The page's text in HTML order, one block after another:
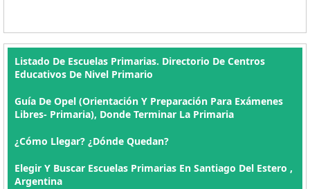
Listado De Escuelas Primarias. Directorio De Centros
Educativos De Nivel Primario
Guía De Opel (orientación Y Preparación Para Exámenes
Libres- Primaria), Donde Terminar La Primaria
¿Cómo Llegar? ¿Dónde Quedan?
Elegir Y Buscar Escuelas Primarias En Santiago Del Estero ,
Argentina